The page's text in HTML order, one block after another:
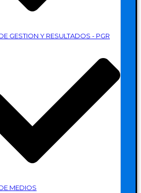
GESTION Y RESULTADOS - PGR
MEDIOS